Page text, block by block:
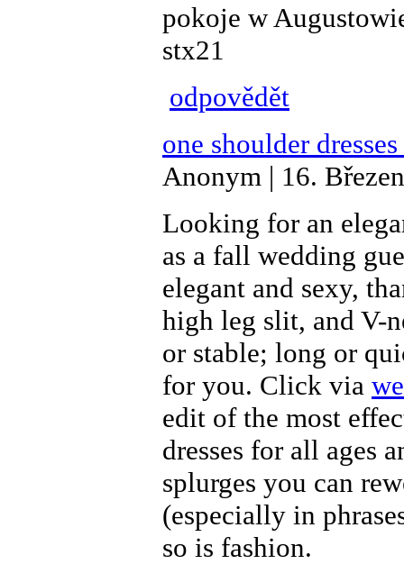
pokoje w
stx21
odpovědět
one shoulder
Anonym | 16.
Looking for an
as a fall wedding
elegant and sexy,
high leg slit, and V-
or stable; long or
for you. Click via
edit of the most
dresses for all ages
splurges you can
(especially in
so is fashion.